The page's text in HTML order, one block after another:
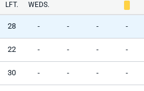
LFT. WEDS.
28 - - - -
22 - - - -
30 - - - -